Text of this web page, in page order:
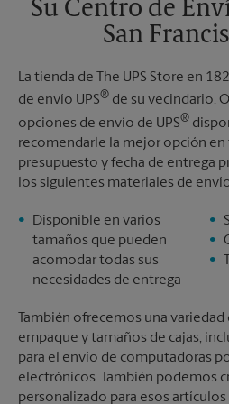
Su Centro de
San
La tienda de The UPS Store en
de envío UPS® de su vecindario.
opciones de envío de UPS®
recomendarle la mejor opción en
presupuesto y fecha de entrega
los siguientes materiales de envío
Disponible en varios
tamaños que pueden
acomodar todas sus
necesidades de entrega
También ofrecemos una
empaque y tamaños de cajas,
para el envío de computadoras
electrónicos. También podemos
personalizado para esos